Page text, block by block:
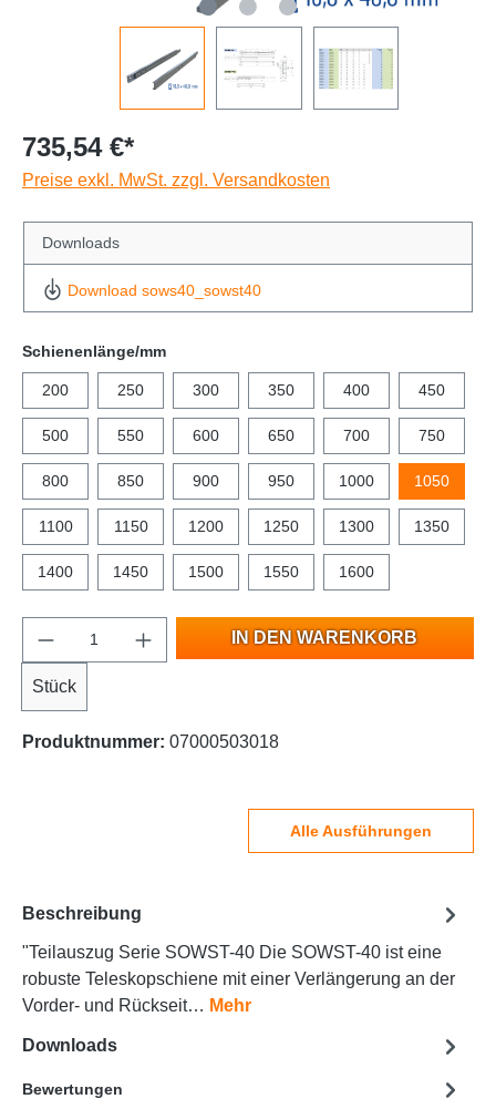
735,54 €*
Preise exkl. MwSt. zzgl. Versandkosten
Downloads
Download sows40_sowst40
Schienenlänge/mm
200 250 300 350 400 450
500 550 600 650 700 750
800 850 900 950 1000 1050
1100 1150 1200 1250 1300 1350
1400 1450 1500 1550 1600
Stück
IN DEN WARENKORB
Produktnummer: 07000503018
Alle Ausführungen
Beschreibung
"Teilauszug Serie SOWST-40 Die SOWST-40 ist eine
robuste Teleskopschiene mit einer Verlängerung an der
Vorder- und Rückseit… Mehr
Downloads
Bewertungen